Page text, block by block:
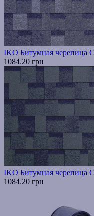
IKO Битумная черепица
1084.20 грн
IKO Битумная черепица
1084.20 грн